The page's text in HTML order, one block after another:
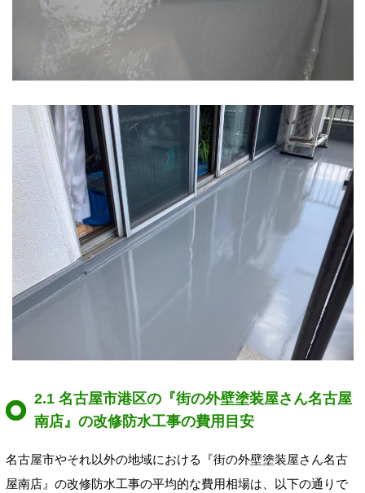
2.1 名古屋市港区の『街の外壁塗装屋さん名古屋
南店』の改修防水工事の費用目安
名古屋市やそれ以外の地域における『街の外壁塗装屋さん名古
屋南店』の改修防水工事の平均的な費用相場は、以下の通りで